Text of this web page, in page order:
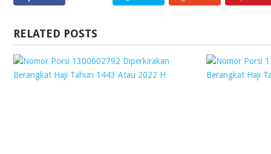
RELATED POSTS
NOMOR
PORSI